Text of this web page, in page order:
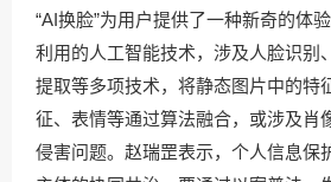
“AI换脸”为用户提供了一种新奇的体
利用的人工智能技术，涉及人脸识别
提取等多项技术，将静态图片中的特
征、表情等通过算法融合，或涉及肖
侵害问题。赵瑞罡表示，个人信息保